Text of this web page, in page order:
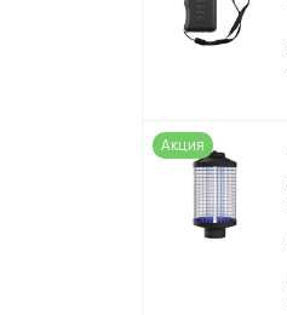
Акция